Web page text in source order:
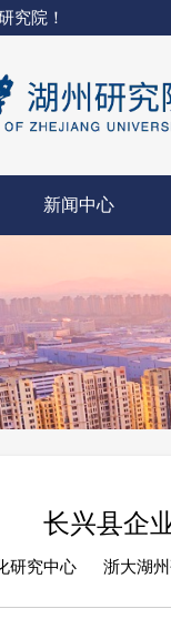
究院！
新闻中心
长兴县企
研究中心 浙大湖